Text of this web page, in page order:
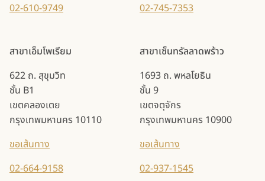
02-610-9749
02-745-7353
สาขาเอ็มโพเรียม
622 ถ. สุขุมวิท
ชั้น B1
เขตคลองเตย
กรุงเทพมหานคร 10110
ขอเส้นทาง
02-664-9158
สาขาเซ็นทรัลลาดพร้าว
1693 ถ. พหลโยธิน
ชั้น 9
เขตจตุจักร
กรุงเทพมหานคร 10900
ขอเส้นทาง
02-937-1545